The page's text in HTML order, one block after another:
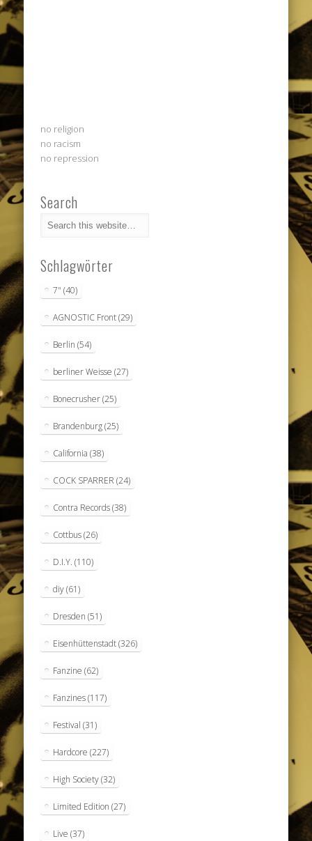
no religion
no racism
no repression
Search
Schlagwörter
7" (40)
AGNOSTIC Front(29)
Berlin (54)
berliner Weisse (27)
Bonecrusher(25)
Brandenburg(25)
California (38)
COCK SPARRER (24)
Contra Records(38)
Cottbus(26)
D.I.Y. (110)
diy(61)
Dresden (51)
Eisenhüttenstadt(326)
Fanzine (62)
Fanzines(117)
Festival (31)
Hardcore (227)
High Society(32)
Limited Edition (27)
Live (37)